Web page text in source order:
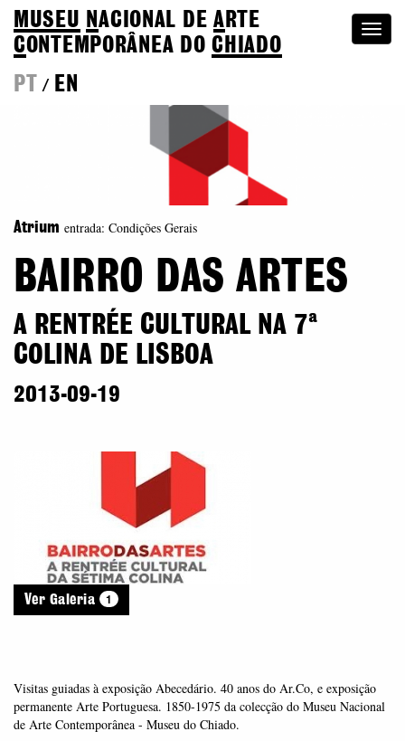
MUSEU NACIONAL DEA RTE
CONTEMPORÂNEA DOCHIADO
PT
/ EN
Atrium entrada: Condições Gerais
BAIRRO DAS ARTES
A RENTRÉE CULTURAL NA 7ª
COLINA DE LISBOA
2013-09-19
Ver Galeria 1
Visitas guiadas à exposição Abecedário. 40 anos do Ar.Co, e exposição
permanente Arte Portuguesa. 1850-1975 da colecção do Museu Nacional
de Arte Contemporânea - Museu do Chiado.